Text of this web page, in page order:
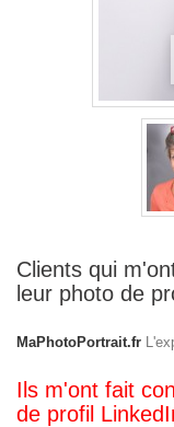
Clients qui
leur photo de
MaPhotoPortrait.fr
Ils m'ont fait
de profil